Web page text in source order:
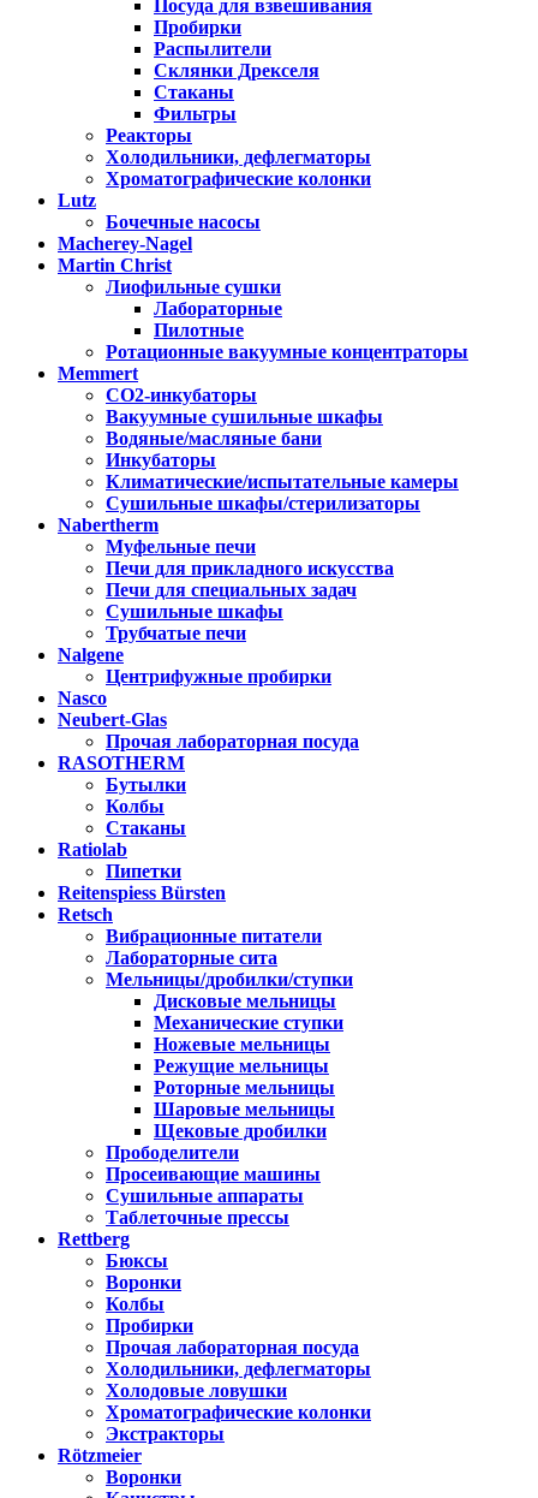
Посуда для взвешивания
Пробирки
Распылители
Склянки Дрекселя
Стаканы
Фильтры
Реакторы
Холодильники, дефлегматоры
Хроматографические колонки
Lutz
Бочечные насосы
Macherey-Nagel
Martin Christ
Лиофильные сушки
Лабораторные
Пилотные
Ротационные вакуумные концентраторы
Memmert
CO2-инкубаторы
Вакуумные сушильные шкафы
Водяные/масляные бани
Инкубаторы
Климатические/испытательные камеры
Сушильные шкафы/стерилизаторы
Nabertherm
Муфельные печи
Печи для прикладного искусства
Печи для специальных задач
Сушильные шкафы
Трубчатые печи
Nalgene
Центрифужные пробирки
Nasco
Neubert-Glas
Прочая лабораторная посуда
RASOTHERM
Бутылки
Колбы
Стаканы
Ratiolab
Пипетки
Reitenspiess Bürsten
Retsch
Вибрационные питатели
Лабораторные сита
Мельницы/дробилки/ступки
Дисковые мельницы
Механические ступки
Ножевые мельницы
Режущие мельницы
Роторные мельницы
Шаровые мельницы
Щековые дробилки
Прободелители
Просеивающие машины
Сушильные аппараты
Таблеточные прессы
Rettberg
Бюксы
Воронки
Колбы
Пробирки
Прочая лабораторная посуда
Холодильники, дефлегматоры
Холодовые ловушки
Хроматографические колонки
Экстракторы
Rötzmeier
Воронки